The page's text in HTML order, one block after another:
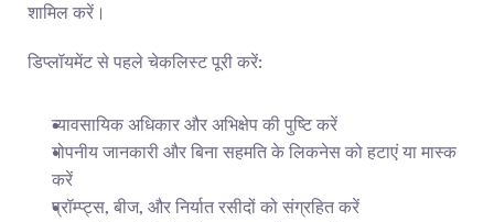
शामिल करें।
डिप्लॉयमेंट से पहले चेकलिस्ट पूरी करें:
व्यावसायिक अधिकार और अभिक्षेप की पुष्टि करें
गोपनीय जानकारी और बिना सहमति के लिकनेस को हटाएं या मास्क
करें
प्रॉम्प्ट्स, बीज, और निर्यात रसीदों को संग्रहित करें